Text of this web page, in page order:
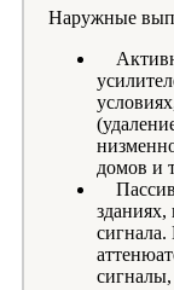
Наружные
домов и
зданиях,
сигнала.